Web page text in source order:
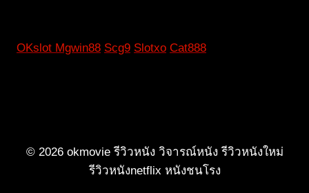
OKslot Mgwin88 Scg9 Slotxo Cat888
© 2026 okmovie รีวิวหนัง วิจารณ์หนัง รีวิวหนังใหม่
รีวิวหนังnetflix หนังชนโรง